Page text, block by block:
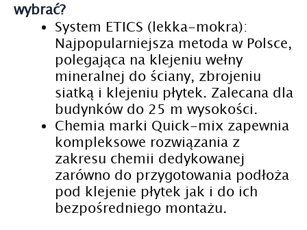
wybrać?
System ETICS (lekka-mokra):
Najpopularniejsza metoda w Polsce,
polegająca na klejeniu wełny
mineralnej do ściany, zbrojeniu
siatką i klejeniu płytek. Zalecana dla
budynków do 25 m wysokości.
Chemia marki Quick-mix zapewnia
kompleksowe rozwiązania z
zakresu chemii dedykowanej
zarówno do przygotowania podłoża
pod klejenie płytek jak i do ich
bezpośredniego montażu.